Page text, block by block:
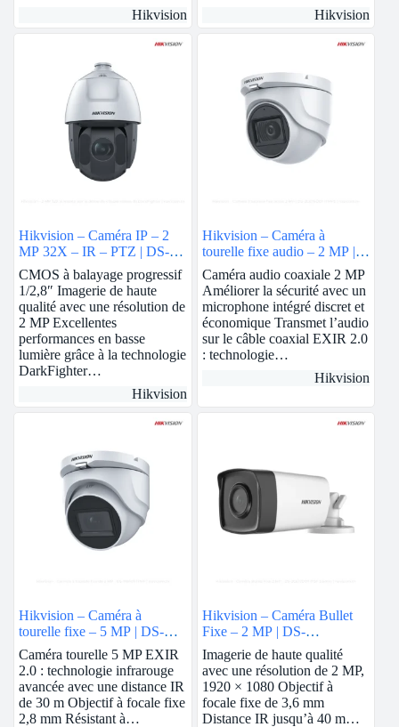
Hikvision Hikvision
Hikvision – Caméra IP – 2
MP 32X – IR – PTZ | DS-
2DE5232IW-AE
CMOS à balayage progressif
1/2,8″ Imagerie de haute
qualité avec une résolution de
2 MP Excellentes
performances en basse
lumière grâce à la technologie
DarkFighter…
Hikvision
Hikvision – Caméra à
tourelle fixe audio – 2 MP |
DS-2CE76D0T-ITMFS
Caméra audio coaxiale 2 MP
Améliorer la sécurité avec un
microphone intégré discret et
économique Transmet l’audio
sur le câble coaxial EXIR 2.0
: technologie…
Hikvision
Hikvision – Caméra à
tourelle fixe – 5 MP | DS-
76H0T-ITMF
Caméra tourelle 5 MP EXIR
2.0 : technologie infrarouge
avancée avec une distance IR
de 30 m Objectif à focale fixe
2,8 mm Résistant à…
Hikvision – Caméra Bullet
Fixe – 2 MP | DS-
2CE17D0T-IT3F
Imagerie de haute qualité
avec une résolution de 2 MP,
1920 × 1080 Objectif à
focale fixe de 3,6 mm
Distance IR jusqu’à 40 m…